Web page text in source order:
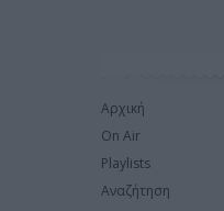
Αρχική
On Air
Playlists
Αναζήτηση